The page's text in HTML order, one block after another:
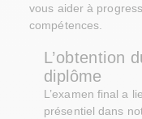
vous aider à
compétences.
L’obtention
diplôme
L’examen final a
présentiel dans